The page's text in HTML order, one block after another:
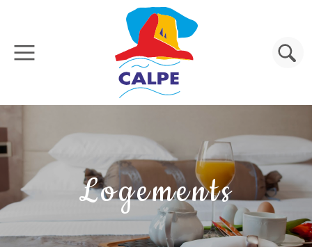
Aller au contenu principal
Rechercher
Logements